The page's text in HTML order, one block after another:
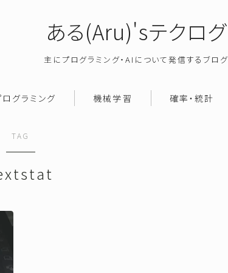
ある(Aru)'sテクログ
主にプログラミング・AIについて発信するブログ
グラミング 機械学習 確率・統計
TAG